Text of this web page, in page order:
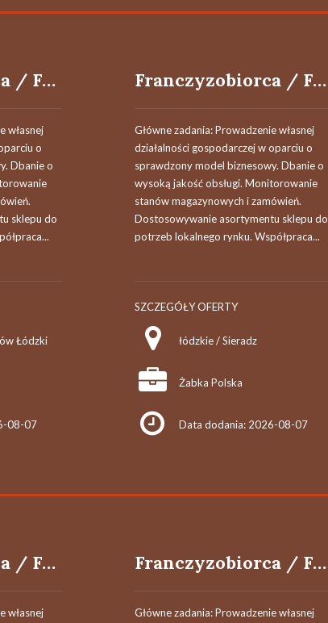
Franczyzobiorca / Franczyzobiorczyni
własnej
o
Dbanie o
sklepu do
Łódzki
08-07
Franczyzobiorca / Franczyzobiorczyni
Główne zadania: Prowadzenie własnej
działalności gospodarczej w oparciu o
sprawdzony model biznesowy. Dbanie o
wysoką jakość obsługi. Monitorowanie
stanów magazynowych i zamówień.
Dostosowywanie asortymentu sklepu do
potrzeb lokalnego rynku. Współpraca...
SZCZEGÓŁY OFERTY
łódzkie / Sieradz
Żabka Polska
Data dodania: 2026-08-07
Franczyzobiorca / Franczyzobiorczyni
własnej
Franczyzobiorca / Franczyzobiorczyni
Główne zadania: Prowadzenie własnej